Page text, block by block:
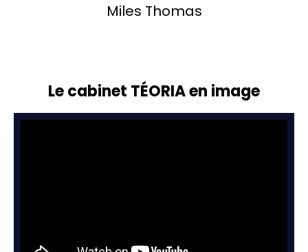
Miles Thomas
Le cabinet TÉORIA en image